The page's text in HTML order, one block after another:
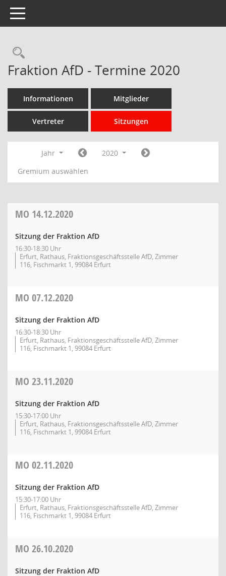
Toggle navigation
Rechercheauswahl
Fraktion AfD - Termine 2020
Informationen Mitglieder
Vertreter Sitzungen
Jahr
2020
Gremium auswählen
MO 14.12.2020
Sitzung der Fraktion AfD
16:30-18:30 Uhr
Erfurt, Rathaus, Fraktionsgeschäftsstelle AfD, Zimmer
116, Fischmarkt 1, 99084 Erfurt
MO 07.12.2020
Sitzung der Fraktion AfD
16:30-18:30 Uhr
Erfurt, Rathaus, Fraktionsgeschäftsstelle AfD, Zimmer
116, Fischmarkt 1, 99084 Erfurt
MO 23.11.2020
Sitzung der Fraktion AfD
15:30-17:00 Uhr
Erfurt, Rathaus, Fraktionsgeschäftsstelle AfD, Zimmer
116, Fischmarkt 1, 99084 Erfurt
MO 02.11.2020
Sitzung der Fraktion AfD
15:30-17:00 Uhr
Erfurt, Rathaus, Fraktionsgeschäftsstelle AfD, Zimmer
116, Fischmarkt 1, 99084 Erfurt
MO 26.10.2020
Sitzung der Fraktion AfD